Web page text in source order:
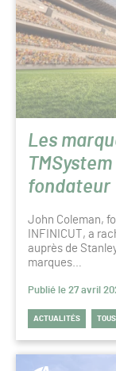
Les
fondateur
John Coleman,
INFINICUT, a
auprès de
marques…
Publié le 27 avril
ACTUALITÉS